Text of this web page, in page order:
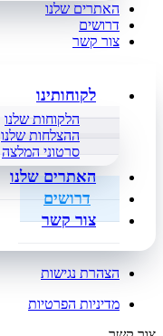
האתרים שלנו
דרושים
צור קשר
לקוחותינו
הלקוחות שלנו
ההצלחות שלנו
סרטוני המלצה
האתרים שלנו
דרושים
צור קשר
הצהרת נגישות
מדיניות הפרטיות